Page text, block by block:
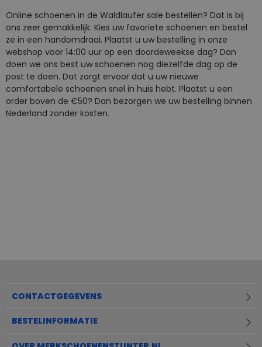
Online schoenen in de Waldlaufer sale bestellen? Dat is bij
ons zeer gemakkelijk. Kies uw favoriete schoenen en bestel
ze in een handomdraai. Plaatst u uw bestelling in onze
webshop voor 14:00 uur op een doordeweekse dag? Dan
doen we ons best uw schoenen nog diezelfde dag op de
post te doen. Dat zorgt ervoor dat u uw nieuwe
comfortabele schoenen snel in huis hebt. Plaatst u een
order boven de €50? Dan bezorgen we uw bestelling binnen
Nederland zonder kosten.
CONTACTGEGEVENS
BESTELINFORMATIE